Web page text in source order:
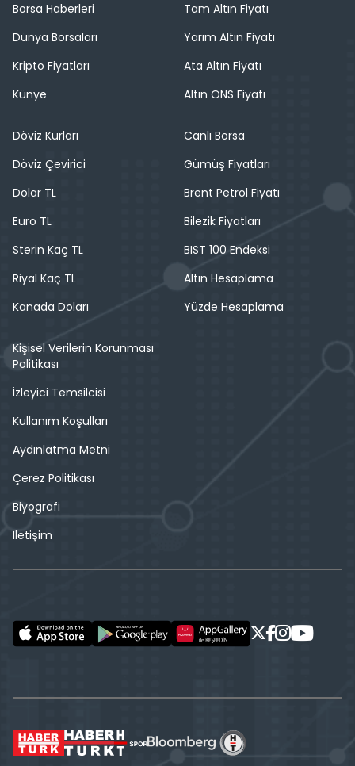
Borsa Haberleri
Dünya Borsaları
Kripto Fiyatları
Künye
Tam Altın Fiyatı
Yarım Altın Fiyatı
Ata Altın Fiyatı
Altın ONS Fiyatı
Döviz Kurları
Döviz Çevirici
Dolar TL
Euro TL
Sterin Kaç TL
Riyal Kaç TL
Kanada Doları
Canlı Borsa
Gümüş Fiyatları
Brent Petrol Fiyatı
Bilezik Fiyatları
BIST 100 Endeksi
Altın Hesaplama
Yüzde Hesaplama
Kişisel Verilerin Korunması
Politikası
İzleyici Temsilcisi
Kullanım Koşulları
Aydınlatma Metni
Çerez Politikası
Biyografi
İletişim